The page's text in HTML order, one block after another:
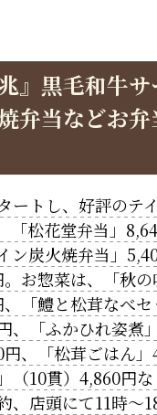
』黒毛和牛サ
弁当などお弁
ートし、好評のテ
「松花堂弁当」
ン炭火焼弁当」
お惣菜は、「秋
「鱧と松茸なべ
、「ふかひれ姿煮
、「松茸ごはん」
（10貫）4,860円
、店頭にて11時～